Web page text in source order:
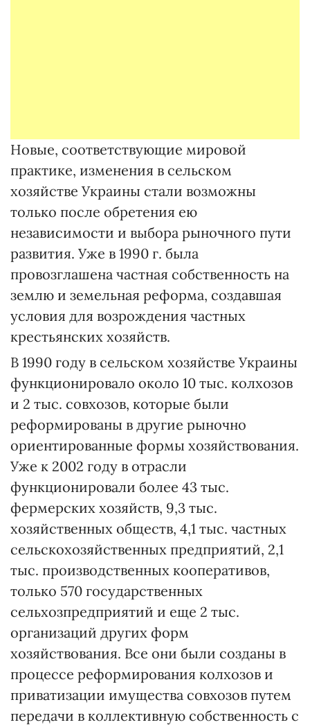
Новые, соответствующие мировой
практике, изменения в сельском
хозяйстве Украины стали возможны
только после обретения ею
независимости и выбора рыночного пути
развития. Уже в 1990 г. была
провозглашена частная собственность на
землю и земельная реформа, создавшая
условия для возрождения частных
крестьянских хозяйств.
В 1990 году в сельском хозяйстве Украины
функционировало около 10 тыс. колхозов
и 2 тыс. совхозов, которые были
реформированы в другие рыночно
ориентированные формы хозяйствования.
Уже к 2002 году в отрасли
функционировали более 43 тыс.
фермерских хозяйств, 9,3 тыс.
хозяйственных обществ, 4,1 тыс. частных
сельскохозяйственных предприятий, 2,1
тыс. производственных кооперативов,
только 570 государственных
сельхозпредприятий и еще 2 тыс.
организаций других форм
хозяйствования. Все они были созданы в
процессе реформирования колхозов и
приватизации имущества совхозов путем
передачи в коллективную собственность с